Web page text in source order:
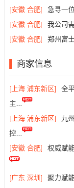
[安徽 合肥]
急寻一
[安徽 合肥]
我公司
[安徽 合肥]
郑州富
商家信息
[上海 浦东新区]
全
主...
[上海 浦东新区]
九
控...
[安徽 合肥]
权威赋
[广东 深圳]
聚力赋